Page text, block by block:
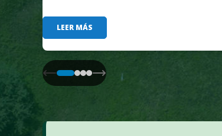
LEER MÁS